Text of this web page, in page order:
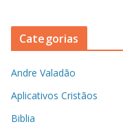
Categorias
Andre Valadão
Aplicativos Cristãos
Biblia